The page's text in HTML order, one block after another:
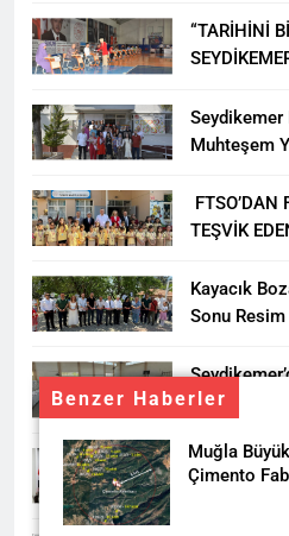
Benzer Haberler
Muğla
Çimento
“TARİHİNİ
Seydikemer
Muhteşem
FTSO’DAN
TEŞVİK
Kayacık
Sonu
Haftası
DALAMAN
BAŞKAN